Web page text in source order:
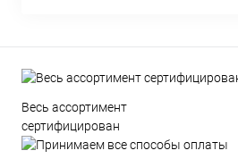
Весь ассортимент
сертифицирован